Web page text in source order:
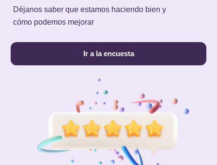
Déjanos saber que estamos haciendo bien y
cómo podemos mejorar
Ir a la encuesta